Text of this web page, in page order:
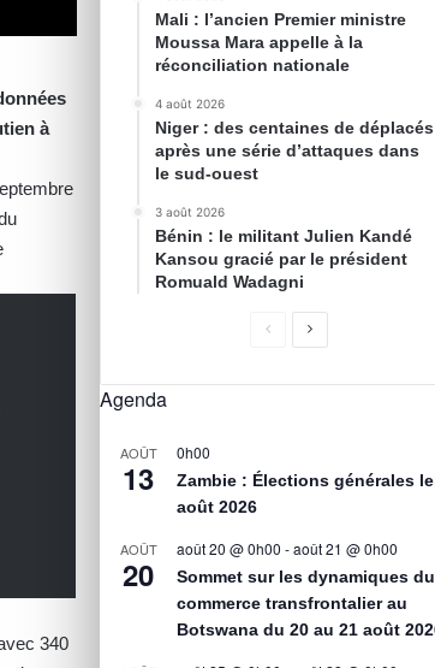
à
340
Mali : l’ancien Premier ministre
Moussa Mara appelle à la
réconciliation nationale
4 août 2026
Niger : des centaines de déplacés
après une série d’attaques dans
le sud-ouest
3 août 2026
Bénin : le militant Julien Kandé
Kansou gracié par le président
Romuald Wadagni
Agenda
AOÛT
13
0h00
Zambie : Élections générales
août 2026
AOÛT
20
août 20 @ 0h00 -août 21 @ 0h00
Sommet sur les dynamiques du
commerce transfrontalier au
Botswana du 20 au 21 août